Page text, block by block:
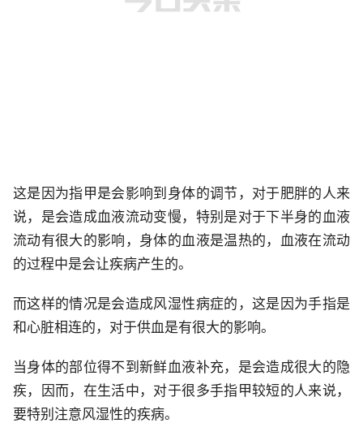
这是因为指甲是会影响到身体的调节，对于肥胖的人来
说，是会造成血液流动变慢，特别是对于下半身的血液
流动有很大的影响，身体的血液是温热的，血液在流动
的过程中是会让疾病产生的。
而这样的情况是会造成风湿性病症的，这是因为手指是
和心脏相连的，对于供血是有很大的影响。
当身体的部位得不到新鲜血液补充，是会造成很大的隐
疾，因而，在生活中，对于很多手指甲较短的人来说，
要特别注意风湿性的疾病。